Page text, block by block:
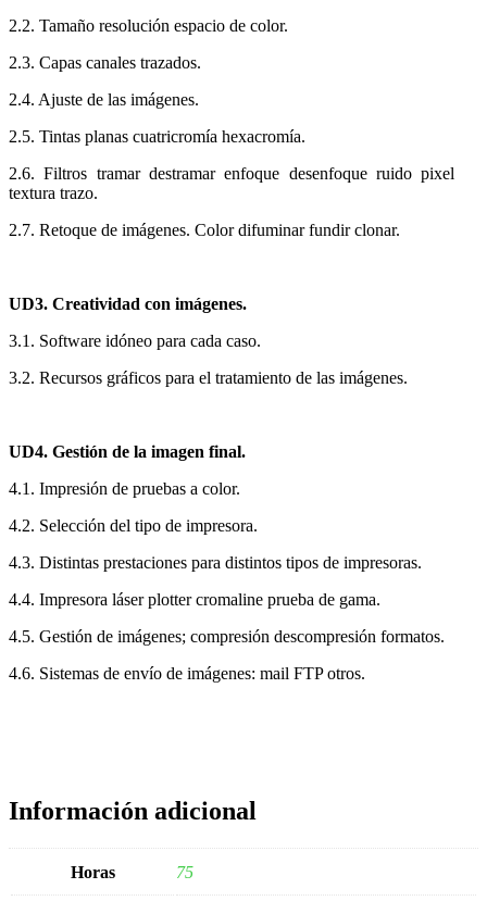
2.2. Tamaño resolución espacio de color.
2.3. Capas canales trazados.
2.4. Ajuste de las imágenes.
2.5. Tintas planas cuatricromía hexacromía.
2.6. Filtros tramar destramar enfoque desenfoque ruido pixel
textura trazo.
2.7. Retoque de imágenes. Color difuminar fundir clonar.
UD3. Creatividad con imágenes.
3.1. Software idóneo para cada caso.
3.2. Recursos gráficos para el tratamiento de las imágenes.
UD4. Gestión de la imagen final.
4.1. Impresión de pruebas a color.
4.2. Selección del tipo de impresora.
4.3. Distintas prestaciones para distintos tipos de impresoras.
4.4. Impresora láser plotter cromaline prueba de gama.
4.5. Gestión de imágenes; compresión descompresión formatos.
4.6. Sistemas de envío de imágenes: mail FTP otros.
Información adicional
Horas 75